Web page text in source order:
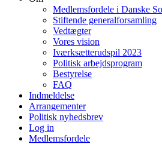
Medlemsfordele i Danske
Stiftende generalforsamling
Vedtægter
Vores vision
Iværksætterudspil 2023
Politisk arbejdsprogram
Bestyrelse
FAQ
Indmeldelse
Arrangementer
Politisk nyhedsbrev
Log in
Medlemsfordele